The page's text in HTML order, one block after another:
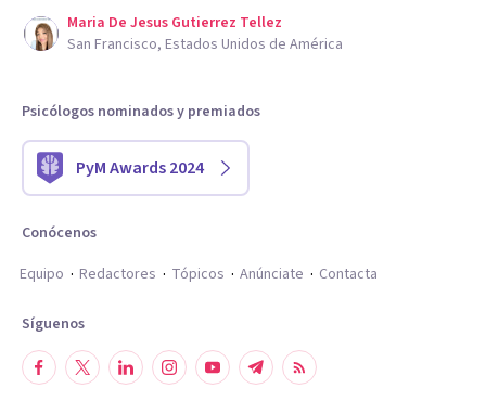
Maria De Jesus Gutierrez Tellez
San Francisco, Estados Unidos de América
Psicólogos nominados y premiados
PyM Awards 2024
Conócenos
Equipo
Redactores Tópicos Anúnciate Contacta
Síguenos